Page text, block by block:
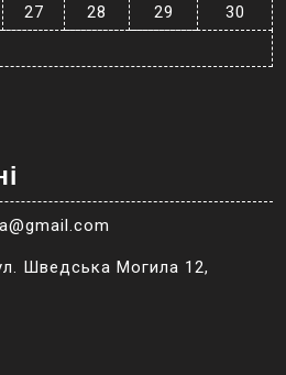
27 28 29
30
Шведська Могила 12,